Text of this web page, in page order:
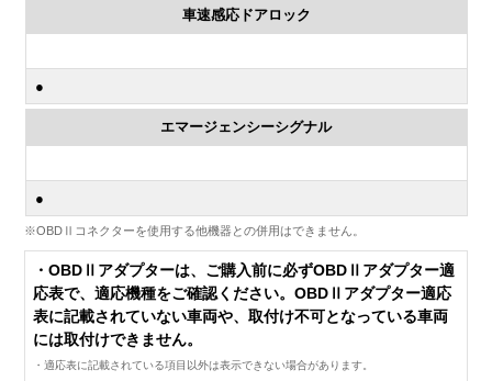
車速感応ドアロック
●
エマージェンシーシグナル
●
※OBDⅡコネクターを使用する他機器との併用はできません。
・OBDⅡアダプターは、ご購入前に必ずOBDⅡアダプター適
応表で、適応機種をご確認ください。OBDⅡアダプター適応
表に記載されていない車両や、取付け不可となっている車両
には取付けできません。
・適応表に記載されている項目以外は表示できない場合があります。